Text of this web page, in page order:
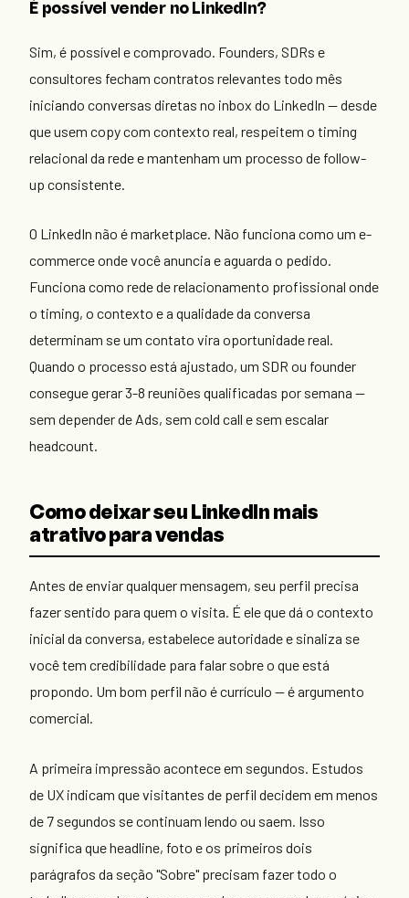
É possível vender no LinkedIn?
Sim, é possível e comprovado. Founders, SDRs e
consultores fecham contratos relevantes todo mês
iniciando conversas diretas no inbox do LinkedIn — desde
que usem copy com contexto real, respeitem o timing
relacional da rede e mantenham um processo de follow-
up consistente.
O LinkedIn não é marketplace. Não funciona como um e-
commerce onde você anuncia e aguarda o pedido.
Funciona como rede de relacionamento profissional onde
o timing, o contexto e a qualidade da conversa
determinam se um contato vira oportunidade real.
Quando o processo está ajustado, um SDR ou founder
consegue gerar 3-8 reuniões qualificadas por semana —
sem depender de Ads, sem cold call e sem escalar
headcount.
Como deixar seu LinkedIn mais
atrativo para vendas
Antes de enviar qualquer mensagem, seu perfil precisa
fazer sentido para quem o visita. É ele que dá o contexto
inicial da conversa, estabelece autoridade e sinaliza se
você tem credibilidade para falar sobre o que está
propondo. Um bom perfil não é currículo — é argumento
comercial.
A primeira impressão acontece em segundos. Estudos
de UX indicam que visitantes de perfil decidem em menos
de 7 segundos se continuam lendo ou saem. Isso
significa que headline, foto e os primeiros dois
parágrafos da seção "Sobre" precisam fazer todo o